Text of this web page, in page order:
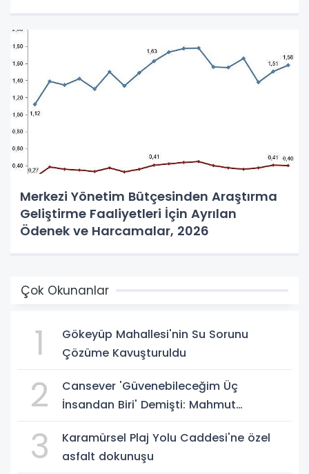
Merkezi Yönetim Bütçesinden Araştırma
Geliştirme Faaliyetleri İçin Ayrılan
Ödenek ve Harcamalar, 2026
Çok Okunanlar
1
Gökeyüp Mahallesi'nin Su Sorunu
Çözüme Kavuşturuldu
2
Cansever 'Güvenebileceğim Üç
İnsandan Biri' Demişti: Mahmut
3
Karamürsel Plaj Yolu Caddesi'ne özel
asfalt dokunuşu